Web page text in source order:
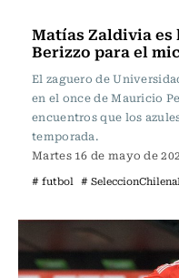
Matías Zaldivia es
Berizzo para el
El zaguero de
en el once de Mauricio
encuentros que los
temporada.
Martes 16 de mayo de
# futbol #